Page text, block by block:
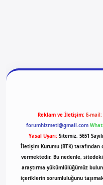
Reklam ve İletişim: E-mail:
forumhizmeti@gmail.com
Yasal Uyarı: Sitemiz, 5651
İletişim Kurumu (BTK) tarafından
vermektedir. Bu nedenle,
araştırma yükümlülüğümüz
içeriklerin sorumluluğunu